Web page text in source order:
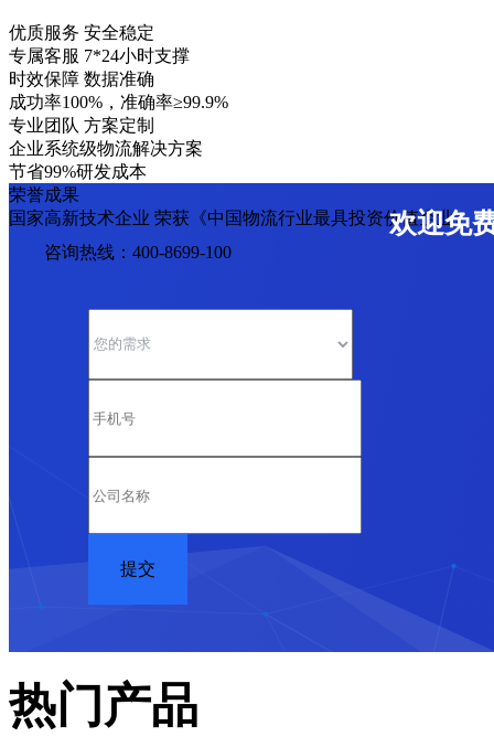
优质服务 安全稳定
专属客服 7*24小时支撑
时效保障 数据准确
成功率100%，准确率≥99.9%
专业团队 方案定制
企业系统级物流解决方案
节省99%研发成本
荣誉成果
国家高新技术企业 荣获《中国物流行业最具投资价值企业》
欢迎免
咨询热线：400-8699-100
热门产品